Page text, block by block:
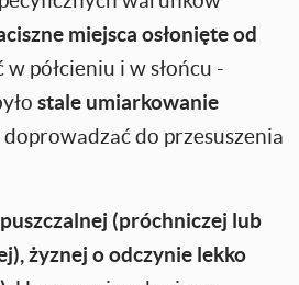
miejsca osłonięte od
w półcieniu i w słońcu -
stale umiarkowanie
do przesuszenia
(próchniczej lub
żyznej o odczynie lekko